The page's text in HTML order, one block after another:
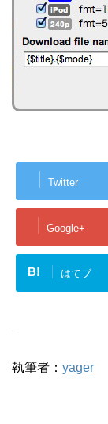
Twitter
Google+
B! はてブ
-
執筆者： yager